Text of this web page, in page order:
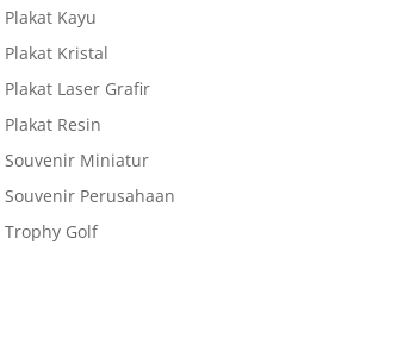
Plakat Kayu
Plakat Kristal
Plakat Laser Grafir
Plakat Resin
Souvenir Miniatur
Souvenir Perusahaan
Trophy Golf